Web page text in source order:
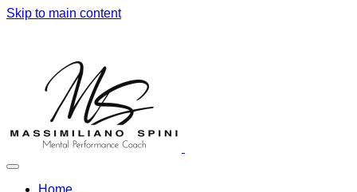
Skip to main content
Home